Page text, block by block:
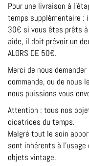
Pour une livraison à
temps supplémentaire :
30€ si vous êtes prêts à
aide, il doit prévoir un
ALORS DE 50€.
Merci de nous
commande, ou de nous
nous puissions vous
Attention : tous nos
cicatrices du temps.
Malgré tout le soin
sont inhérents à
objets vintage.